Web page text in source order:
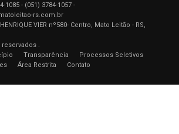
1085 - (051) 3784-1057 -
rs.com.br
HENRIQUE VIER nº580- Centro, Mato Leitão - RS,
.
Transparência
Processos Seletivos
Área Restrita Contato